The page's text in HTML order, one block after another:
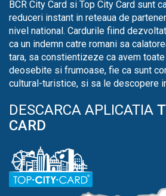
BCR City Card si Top City Card sunt
reduceri instant in reteaua de
nivel national. Cardurile fiind
ca un indemn catre romani sa
tara, sa constientizeze ca avem
deosebite si frumoase, fie ca sunt
cultural-turistice, si sa le descopere
DESCARCA APLICATIA
CARD